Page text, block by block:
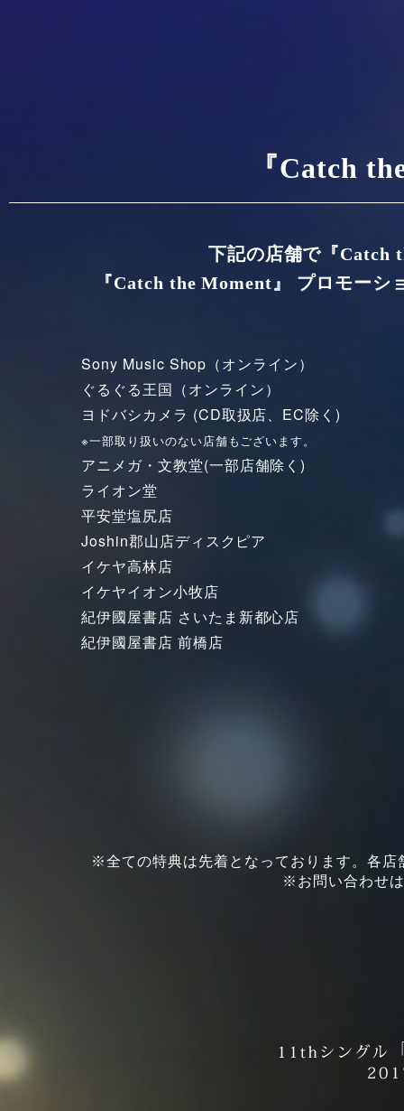
『Catch
下記の店舗で『Catch
『Catch the Moment』 プロモー
Sony Music Shop（オンライン）
ぐるぐる王国（オンライン）
ヨドバシカメラ (CD取扱店、EC除く)
※一部取り扱いのない店舗もございます。
アニメガ・文教堂(一部店舗除く)
ライオン堂
平安堂塩尻店
Joshin郡山店ディスクピア
イケヤ高林店
イケヤイオン小牧店
紀伊國屋書店 さいたま新都心店
紀伊國屋書店 前橋店
※全ての特典は先着となっております。各店
※お問い合わせ